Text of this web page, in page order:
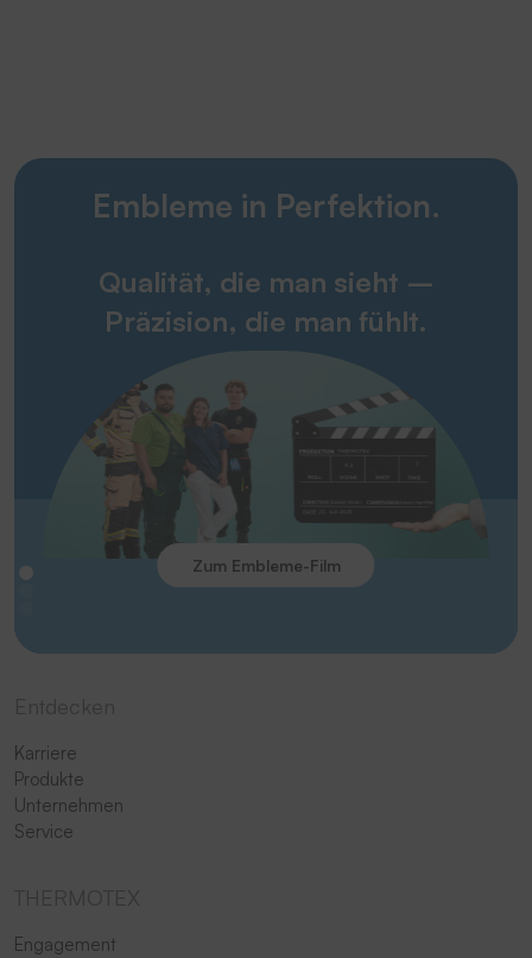
Embleme in Perfektion.
Qualität, die man sieht –
Präzision, die man fühlt.
Zum Embleme-Film
Karriere
Produkte
Unternehmen
Service
Engagement